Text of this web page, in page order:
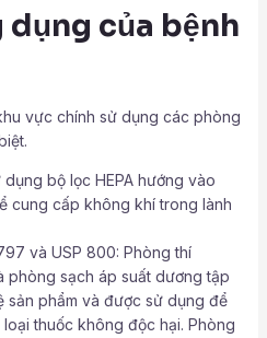
dụng của bệnh
vực chính sử dụng các phòng
bộ lọc HEPA hướng vào
cung cấp không khí trong lành
và USP 800: Phòng thí
phòng sạch áp suất dương tập
sản phẩm và được sử dụng để
thuốc không độc hại. Phòng